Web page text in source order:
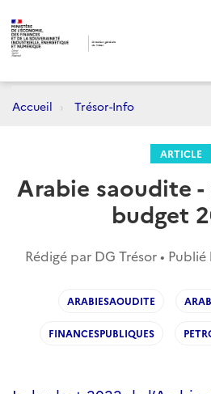
Accueil Trésor-Info
ARTICLE
Arabie saoudite
budget
Rédigé par DG Trésor • Publié
ARABIESAOUDITE
FINANCESPUBLIQUES